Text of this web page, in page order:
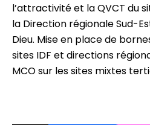
l’attractivité et la QVCT du
la Direction régionale Sud-
Dieu. Mise en place de
sites IDF et directions
MCO sur les sites mixtes